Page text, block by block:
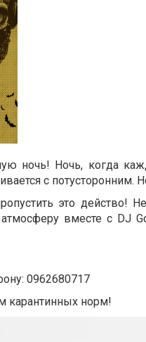
ночь! Ночь, когда
с
это действо!
вместе с DJ
0962680717
карантинных норм!